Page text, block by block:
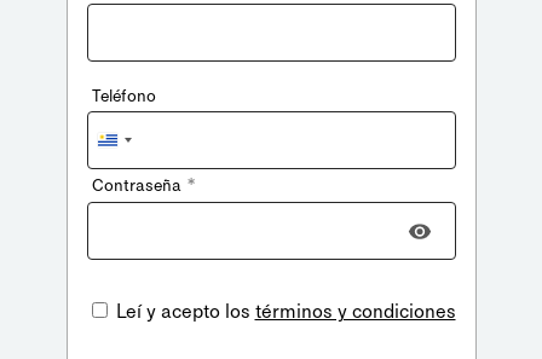
Teléfono
Uruguay
+598
Contraseña *
Leí y acepto los términos y condiciones